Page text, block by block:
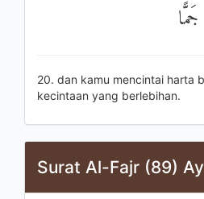
20. dan kamu mencintai harta
kecintaan yang berlebihan.
Surat Al-Fajr (89)